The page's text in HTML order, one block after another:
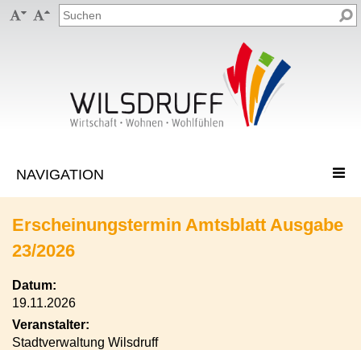
 
Erscheinungstermin Amtsblatt Ausgabe
23/2026
Datum:
19.11.2026
Veranstalter:
Stadtverwaltung Wilsdruff